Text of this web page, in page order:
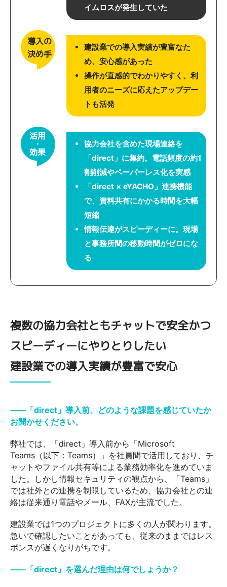
イムロスが発生していた
導入の
決め手
建設業での導入実績が豊富なた
め、安心感があった
操作が直感的でわかりやすく、利
用者のニーズに応えたアップデー
トも活発
活用
・
効果
協力会社を含めた現場連絡を
「direct」に集約。電話頻度の約1
割削減やペーパーレス化を実感
「direct × eYACHO」連携機能
で、資料共有にかかる時間を大幅
短縮
情報伝達がスピーディーに。現場
と事務所間の移動時間がゼロにな
る
複数の協力会社ともチャットで安全かつ
スピーディーにやりとりしたい
建設業での導入実績が豊富で安心
⸺「direct」導入前、どのような課題を感じていたか
お聞かせください。
弊社では、「direct」導入前から「Microsoft
Teams（以下：Teams）」を社員間で活用しており、チ
ャットやファイル共有等による業務効率化を進めていま
した。しかし情報セキュリティの観点から、「Teams」
では社外との連携を制限しているため、協力会社との連
絡は従来通り電話やメール、FAXが主流でした。
建設業では1つのプロジェクトに多くの人が関わります。
急いで確認したいことがあっても、従来のままではレス
ポンスが遅くなりがちです。
⸺「direct」を選んだ理由は何でしょうか？